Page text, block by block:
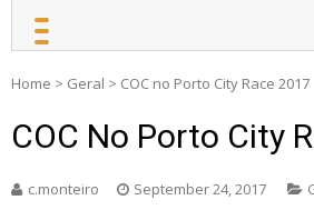
Home > Geral > COC no Porto City Race 2017
COC No Porto City
c.monteiro September 24, 2017